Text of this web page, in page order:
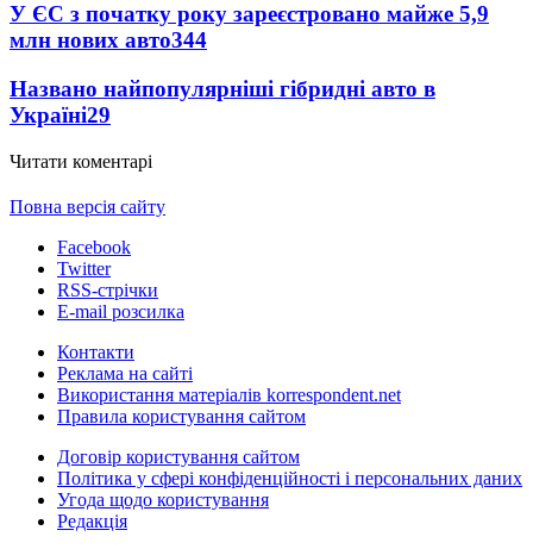
У ЄС з початку року зареєстровано майже 5,9
млн нових авто344
Названо найпопулярніші гібридні авто в
Україні29
Читати коментарі
Повна версія сайту
Facebook
Twitter
RSS-стрічки
E-mail розсилка
Контакти
Реклама на сайті
Використання матеріалів korrespondent.net
Правила користування сайтом
Договір користування сайтом
Політика у сфері конфіденційності і персональних даних
Угода щодо користування
Редакція